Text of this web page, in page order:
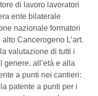
di lavoro lavoratori
ente bilaterale
nazionale formatori
Cancerogeno L’art.
valutazione di tutti i
all’età e alla
a punti nei cantieri:
patente a punti per i